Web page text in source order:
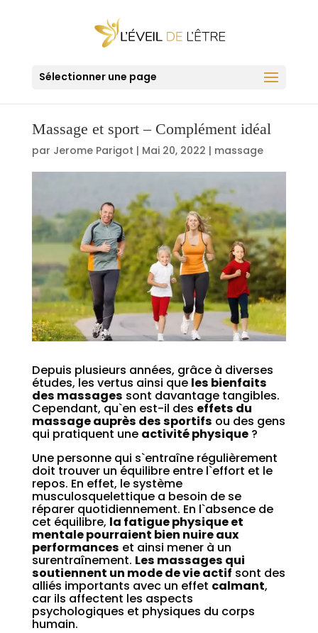
Sélectionner une page
Massage et sport – Complément idéal
par Jerome Parigot | Mai 20, 2022 | massage
Depuis plusieurs années, grâce à diverses
études, les vertus ainsi que les bienfaits
des massages sont davantage tangibles.
Cependant, qu`en est-il des effets du
massage auprès des sportifs ou des gens
qui pratiquent une activité physique?
Une personne qui s`entraîne régulièrement
doit trouver un équilibre entre l`effort et le
repos. En effet, le système
musculosquelettique a besoin de se
réparer quotidiennement. En l`absence de
cet équilibre, la fatigue physique et
mentale pourraient bien nuire aux
performances et ainsi mener à un
surentraînement. Les massages qui
soutiennent un mode de vie actif sont des
alliés importants avec un effet calmant,
car ils affectent les aspects
psychologiques et physiques du corps
humain.